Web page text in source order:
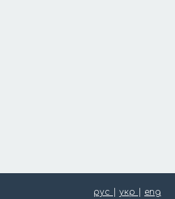
рус укр eng